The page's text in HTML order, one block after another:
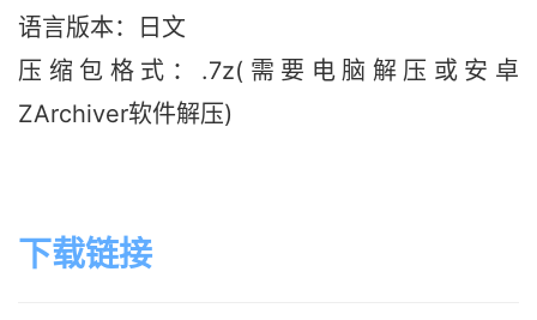
语言版本：日文
压缩包格式：.7z(需要电脑解压或安卓
ZArchiver软件解压)
下载链接